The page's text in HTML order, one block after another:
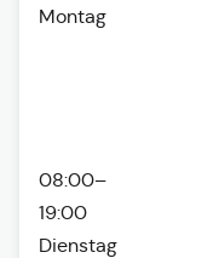
Montag
08:00–
19:00
Dienstag